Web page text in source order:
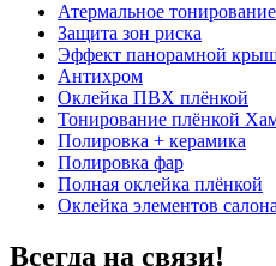
Атермальное тонирование
Защита зон риска
Эффект панорамной
Антихром
Оклейка ПВХ плёнкой
Тонирование плёнкой
Полировка + керамика
Полировка фар
Полная оклейка плёнкой
Оклейка элементов салона
Всегда на связи!